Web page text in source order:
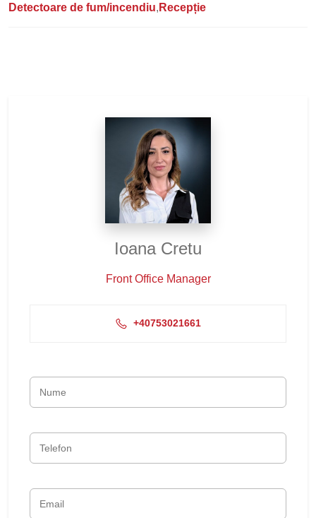
Detectoare de fum/incendiu Recepție
Ioana Cretu
Front Office Manager
+40753021661